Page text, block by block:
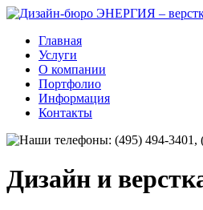
Главная
Услуги
О компании
Портфолио
Информация
Контакты
Дизайн и